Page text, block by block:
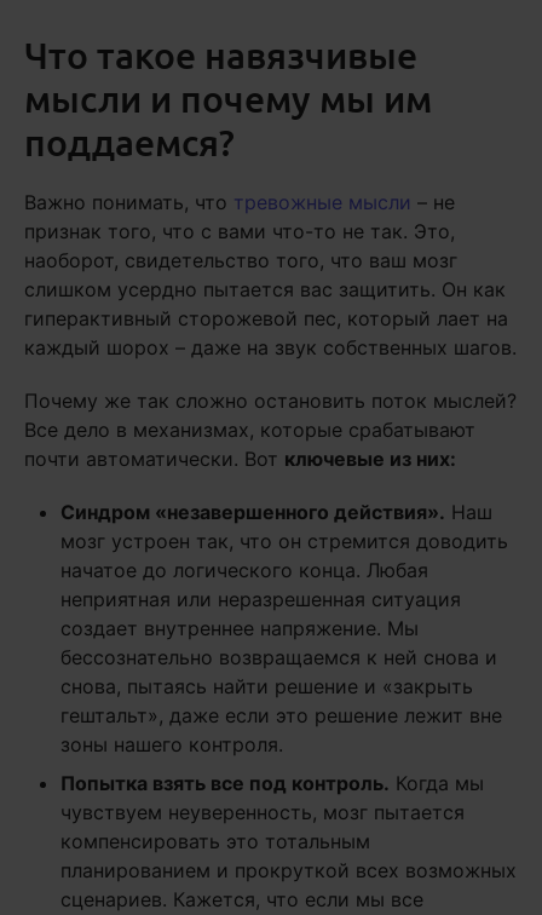
Что такое навязчивые
мысли и почему мы им
поддаемся?
Важно понимать, что тревожные мысли – не
признак того, что с вами что-то не так. Это,
наоборот, свидетельство того, что ваш мозг
слишком усердно пытается вас защитить. Он как
гиперактивный сторожевой пес, который лает на
каждый шорох – даже на звук собственных шагов.
Почему же так сложно остановить поток мыслей?
Все дело в механизмах, которые срабатывают
почти автоматически. Вот ключевые из них:
Синдром «незавершенного действия». Наш
мозг устроен так, что он стремится доводить
начатое до логического конца. Любая
неприятная или неразрешенная ситуация
создает внутреннее напряжение. Мы
бессознательно возвращаемся к ней снова и
снова, пытаясь найти решение и «закрыть
гештальт», даже если это решение лежит вне
зоны нашего контроля.
Попытка взять все под контроль. Когда мы
чувствуем неуверенность, мозг пытается
компенсировать это тотальным
планированием и прокруткой всех возможных
сценариев. Кажется, что если мы все